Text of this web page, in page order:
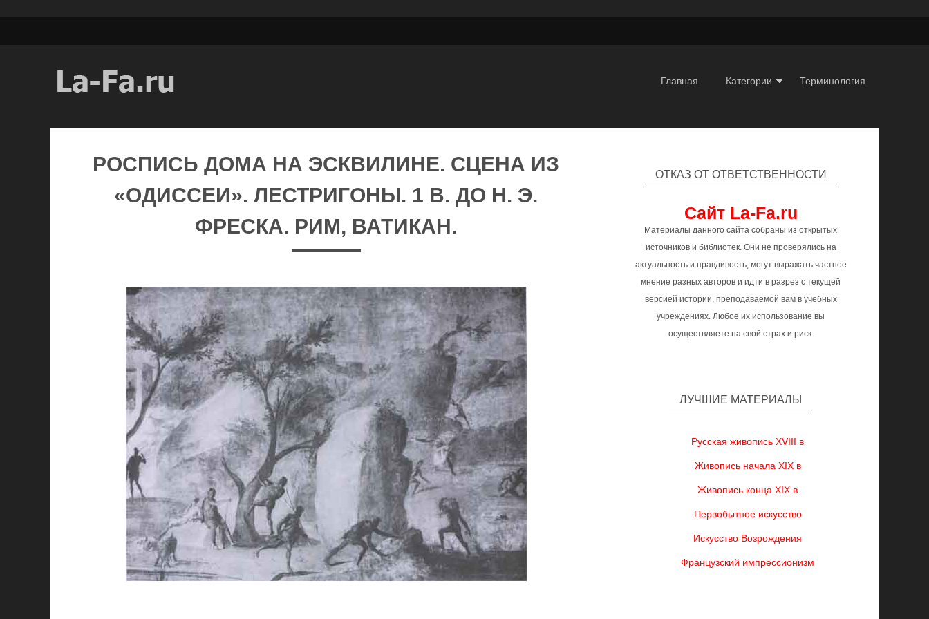
Главная Категории Терминология
РОСПИСЬ ДОМА НА ЭСКВИЛИНЕ. СЦЕНА ИЗ
«ОДИССЕИ». ЛЕСТРИГОНЫ. 1 В. ДО Н. Э.
ФРЕСКА. РИМ, ВАТИКАН.
ОТКАЗ ОТ ОТВЕТСТВЕННОСТИ
Сайт La-Fa.ru
Материалы данного сайта собраны из открытых
источников и библиотек. Они не проверялись на
актуальность и правдивость, могут выражать частное
мнение разных авторов и идти в разрез с текущей
версией истории, преподаваемой вам в учебных
учреждениях. Любое их использование вы
осуществляете на свой страх и риск.
ЛУЧШИЕ МАТЕРИАЛЫ
Русская живопись XVIII в
Живопись начала XIX в
Живопись конца XIX в
Первобытное искусство
Искусство Возрождения
Французский импрессионизм